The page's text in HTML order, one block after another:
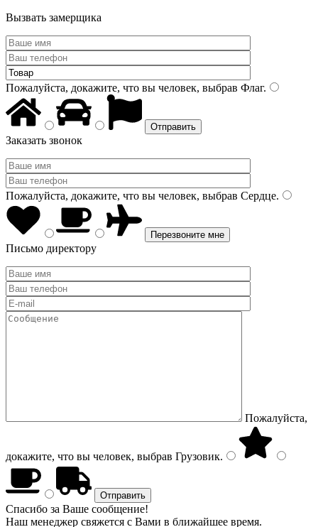
Вызвать замерщика
Пожалуйста, докажите, что вы человек, выбрав Флаг.
Заказать звонок
Пожалуйста, докажите, что вы человек, выбрав Сердце.
Письмо директору
Пожалуйста,
докажите, что вы человек, выбрав Грузовик.
Спасибо за Ваше сообщение!
Наш менеджер свяжется с Вами в ближайшее время.